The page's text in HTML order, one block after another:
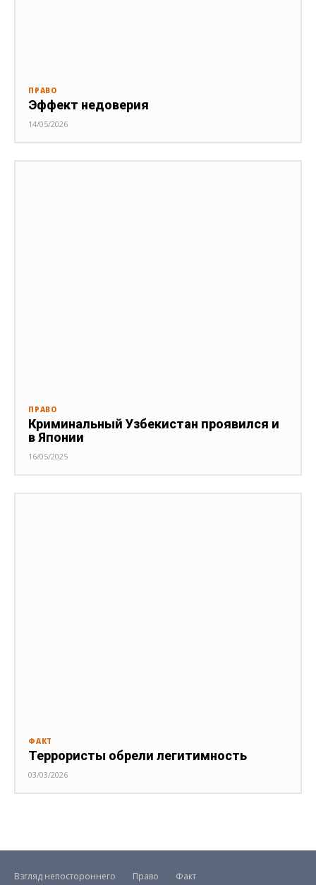
ПРАВО
Эффект недоверия
14/05/2026
ПРАВО
Криминальный Узбекистан проявился и
в Японии
16/05/2025
ФАКТ
Террористы обрели легитимность
03/03/2026
Взгляд непостороннего Право Факт